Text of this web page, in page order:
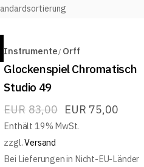
Instrumente Orff
Glockenspiel Chromatisch
Studio 49
EUR 83,00 EUR 75,00
Enthält 19% MwSt.
zzgl.Versand
Bei Lieferungen in Nicht-EU-Länder